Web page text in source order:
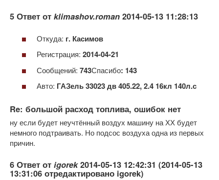
5 Ответ от klimashov.roman 2014-05-13 11:28:13
Откуда: г. Касимов
Регистрация: 2014-04-21
Сообщений: 743Спасибо: 143
Авто: ГАЗель 33023 дв 405.22, 2.4 16кл 140л.с
Re: большой расход топлива, ошибок нет
ну если будет неучтённый воздух машину на ХХ будет
немного подтраивать. Но подсос воздуха одна из первых
причин.
6 Ответ от igorek2014-05-13 12:42:31 (2014-05-13
13:31:06 отредактировано igorek)